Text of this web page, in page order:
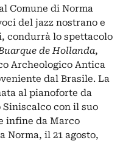
Comune di Norma
del jazz nostrano e
condurrà lo spettacolo
de Hollanda,
Archeologico Antica
dal Brasile. La
al pianoforte da
con il suo
infine da Marco
Norma, il 21 agosto,